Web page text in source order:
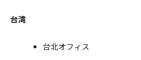
台湾
台北オフィス